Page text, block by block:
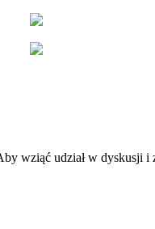
wziąć udział w dyskusji i